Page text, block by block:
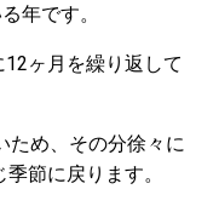
年です。
ヶ月を繰り返して
ため、その分徐々に
節に戻ります。